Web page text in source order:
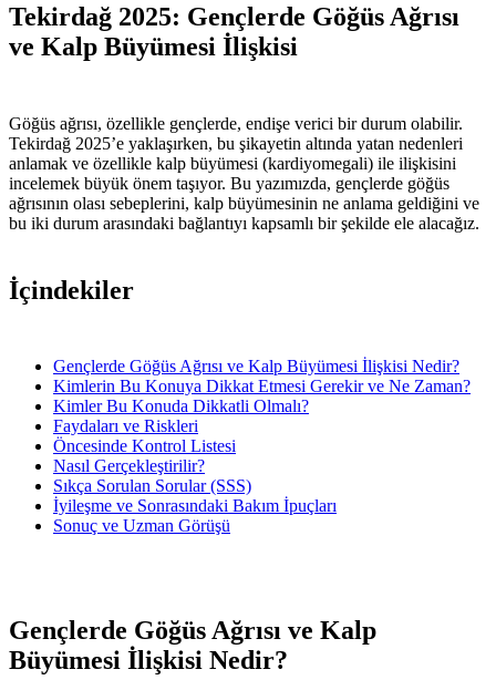
Tekirdağ 2025: Gençlerde Göğüs Ağrısı
ve Kalp Büyümesi İlişkisi
Göğüs ağrısı, özellikle gençlerde, endişe verici bir durum olabilir.
Tekirdağ 2025’e yaklaşırken, bu şikayetin altında yatan nedenleri
anlamak ve özellikle kalp büyümesi (kardiyomegali) ile ilişkisini
incelemek büyük önem taşıyor. Bu yazımızda, gençlerde göğüs
ağrısının olası sebeplerini, kalp büyümesinin ne anlama geldiğini ve
bu iki durum arasındaki bağlantıyı kapsamlı bir şekilde ele alacağız.
İçindekiler
Gençlerde Göğüs Ağrısı ve Kalp Büyümesi İlişkisi Nedir?
Kimlerin Bu Konuya Dikkat Etmesi Gerekir ve Ne Zaman?
Kimler Bu Konuda Dikkatli Olmalı?
Faydaları ve Riskleri
Öncesinde Kontrol Listesi
Nasıl Gerçekleştirilir?
Sıkça Sorulan Sorular (SSS)
İyileşme ve Sonrasındaki Bakım İpuçları
Sonuç ve Uzman Görüşü
Gençlerde Göğüs Ağrısı ve Kalp
Büyümesi İlişkisi Nedir?